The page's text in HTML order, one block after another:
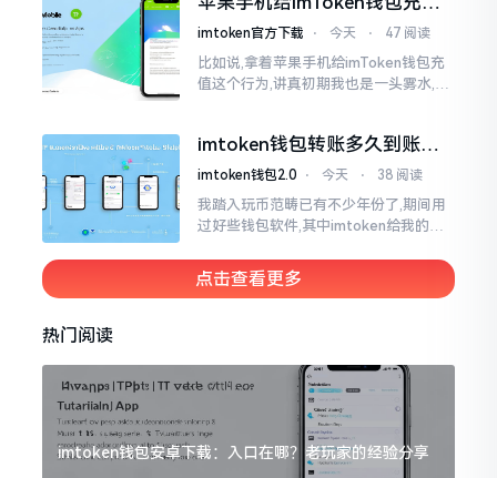
找了些资料
值，这几步别搞错
imtoken官方下载 ⋅ 今天 ⋅ 47 阅读
比如说,拿着苹果手机给imToken钱包充
值这个行为,讲真初期我也是一头雾水,搞
imtoken钱包转账多久到账？
一文说清楚
imtoken钱包2.0 ⋅ 今天 ⋅ 38 阅读
我踏入玩币范畴已有不少年份了,期间用
过好些钱包软件,其中imtoken给我的整
就是交易时,确认时间常常不太稳
点击查看更多
热门阅读
imtoken钱包安卓下载：入口在哪？老玩家的经验分享